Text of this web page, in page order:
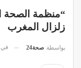
زلزال المغرب
بواسطة صحة24 في